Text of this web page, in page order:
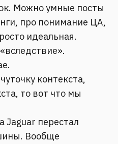
Можно умные посты
про понимание ЦА,
идеальная.
контекста,
то вот что мы
Jaguar перестал
Вообще